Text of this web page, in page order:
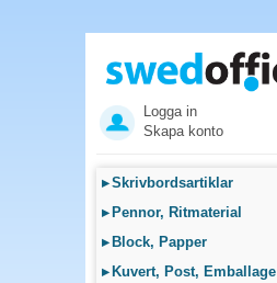
Logga in
Skapa konto
▸Skrivbordsartiklar
▸ Pennor, Ritmaterial
▸ Block, Papper
▸ Kuvert, Post, Emballage